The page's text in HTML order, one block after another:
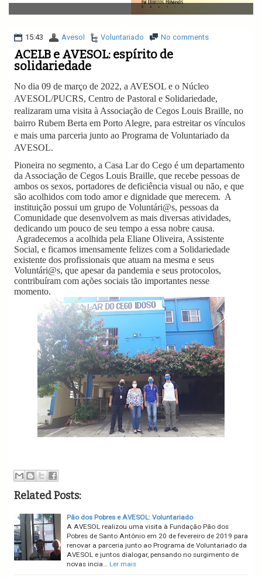
v
i
a
i
15:43 Avesol Voluntariado No comments
ACELB e AVESOL: espírito de
solidariedade
No dia 09 de março de 2022, a AVESOL e o Núcleo
AVESOL/PUCRS, Centro de Pastoral e Solidariedade,
realizaram uma visita à Associação de Cegos Louis Braille, no
bairro Rubem Berta em Porto Alegre, para estreitar os vínculos
e mais uma parceria junto ao Programa de Voluntariado da
AVESOL.
Pioneira no segmento, a Casa Lar do Cego é um departamento
da Associação de Cegos Louis Braille, que recebe pessoas de
ambos os sexos, portadores de deficiência visual ou não, e que
são acolhidos com todo amor e dignidade que merecem. A
instituição possui um grupo de Voluntári@s, pessoas da
Comunidade que desenvolvem as mais diversas atividades,
dedicando um pouco de seu tempo a essa nobre causa.
Agradecemos a acolhida pela Eliane Oliveira, Assistente
Social, e ficamos imensamente felizes com a Solidariedade
existente dos profissionais que atuam na mesma e seus
Voluntári@s, que apesar da pandemia e seus protocolos,
contribuíram com ações sociais tão importantes nesse
momento.
Related Posts:
Pão dos Pobres e AVESOL: Voluntariado
A AVESOL realizou uma visita à Fundação Pão dos
Pobres de Santo Antônio em 20 de fevereiro de 2019 para
renovar a parceria junto ao Programa de Voluntariado da
AVESOL e juntos dialogar, pensando no surgimento de
novas incia… Ler mais